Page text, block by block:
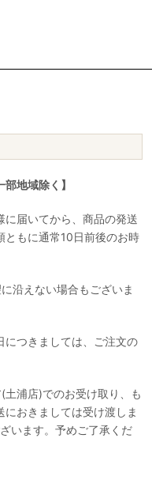
地域除く】
に届いてから、商品の発送
ともに通常10日前後のお時
沿えない場合もございま
につきましては、ご注文の
浦店)でのお受け取り、も
におきましては受け渡しま
います。予めご了承くだ